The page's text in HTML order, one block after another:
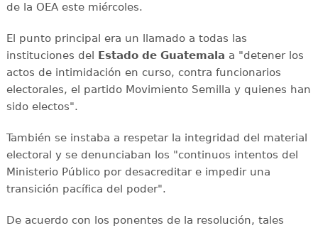
de la OEA este miércoles.
El punto principal era un llamado a todas las
instituciones del
Estado de Guatemala a "detener los
actos de intimidación en curso, contra funcionarios
electorales, el partido Movimiento Semilla y quienes han
sido electos".
También se instaba a respetar la integridad del material
electoral y se denunciaban los "continuos intentos del
Ministerio Público por desacreditar e impedir una
transición pacífica del poder".
De acuerdo con los ponentes de la resolución, tales